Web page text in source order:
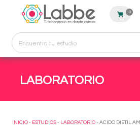
0
LABORATORIO
INICIO - ESTUDIOS - LABORATORIO - ACIDO DIETIL